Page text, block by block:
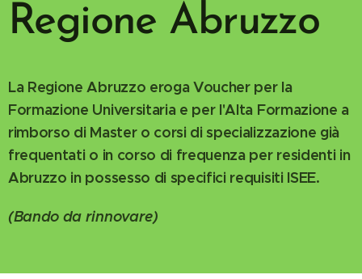
Regione Abruzzo
La Regione Abruzzo eroga Voucher per la
Formazione Universitaria e per l'Alta Formazione a
rimborso di Master o corsi di specializzazione già
frequentati o in corso di frequenza per residenti in
Abruzzo in possesso di specifici requisiti ISEE.
(Bando da rinnovare)